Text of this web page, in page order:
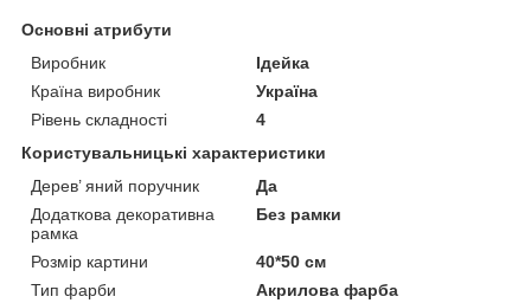
Основні атрибути
Виробник
Ідейка
Країна виробник
Україна
Рівень складності
4
Користувальницькі характеристики
Дерев’ яний поручник
Да
Додаткова декоративна
рамка
Без рамки
Розмір картини
40*50 см
Тип фарби
Акрилова фарба